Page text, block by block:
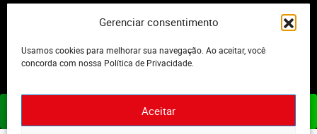
Gerenciar consentimento
Usamos cookies para melhorar sua navegação. Ao aceitar, você
concorda com nossa Política de Privacidade.
Aceitar
2023 - Editora Motor Midia. Todos os direitos reservados.
ASSINE JÁ